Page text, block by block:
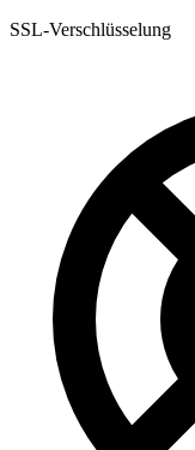
SSL-Verschlüsselung